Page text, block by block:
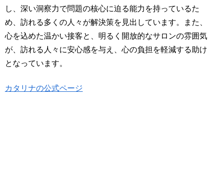
し、深い洞察力で問題の核心に迫る能力を持っているた
め、訪れる多くの人々が解決策を見出しています。また、
心を込めた温かい接客と、明るく開放的なサロンの雰囲気
が、訪れる人々に安心感を与え、心の負担を軽減する助け
となっています。
カタリナの公式ページ